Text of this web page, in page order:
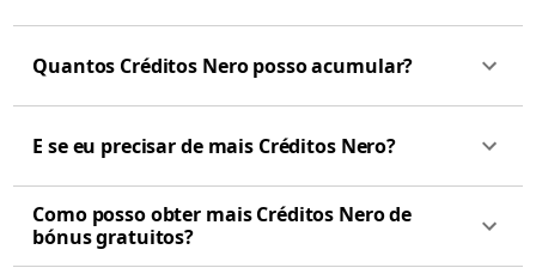
Quantos Créditos Nero posso acumular?
E se eu precisar de mais Créditos Nero?
Como posso obter mais Créditos Nero de
bónus gratuitos?